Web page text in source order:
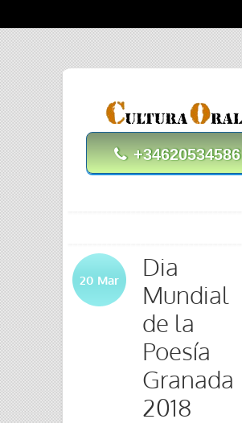
+34620534586
Dia
Mundial
de la
Poesía
Granada
2018
20 Mar